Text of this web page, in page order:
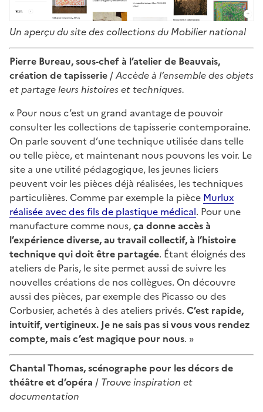
Un aperçu du site des collections du Mobilier national
Pierre Bureau, sous-chef à l’atelier de Beauvais,
création de tapisserie /Accède à l’ensemble des objets
et partage leurs histoires et techniques.
« Pour nous c’est un grand avantage de pouvoir
consulter les collections de tapisserie contemporaine.
On parle souvent d’une technique utilisée dans telle
ou telle pièce, et maintenant nous pouvons les voir. Le
site a une utilité pédagogique, les jeunes liciers
peuvent voir les pièces déjà réalisées, les techniques
particulières. Comme par exemple la pièce Murlux
réalisée avec des fils de plastique médical. Pour une
manufacture comme nous,ça donne accès à
l’expérience diverse, au travail collectif, à l’histoire
technique qui doit être partagée. Étant éloignés des
ateliers de Paris, le site permet aussi de suivre les
nouvelles créations de nos collègues. On découvre
aussi des pièces, par exemple des Picasso ou des
Corbusier, achetés à des ateliers privés. C’est rapide,
intuitif, vertigineux. Je ne sais pas si vous vous rendez
compte, mais c’est magique pour nous. »
Chantal Thomas, scénographe pour les décors de
théâtre et d’opéra / Trouve inspiration et
documentation